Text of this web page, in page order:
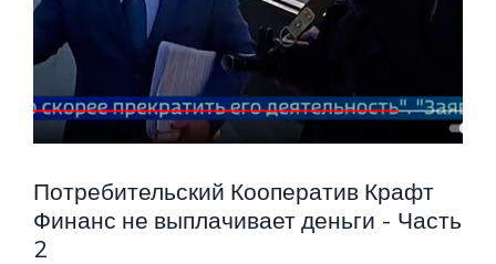
КООПЕРАТИВ
Потребительский Кооператив Крафт
Финанс не выплачивает деньги - Часть
2